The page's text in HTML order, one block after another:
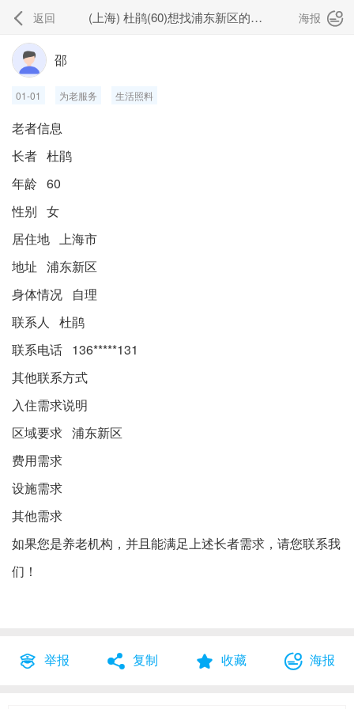
 返回 (上海) 杜鹃(60)想找浦东新区的养老机构 海报 
邵
01-01 为老服务 生活照料
老者信息
长者 杜鹃
年龄 60
性别 女
居住地 上海市
地址 浦东新区
身体情况 自理
联系人 杜鹃
联系电话 136*****131
其他联系方式
入住需求说明
区域要求 浦东新区
费用需求
设施需求
其他需求
如果您是养老机构，并且能满足上述长者需求，请您联系我
们！
 举报  复制  收藏  海报